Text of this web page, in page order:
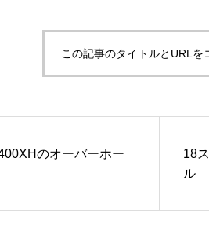
2023.02.06
この記事のタイトルとURLを
のオーバーホー
18
ル